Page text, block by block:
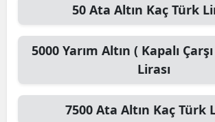
50 Ata Altın Kaç Türk
5000 Yarım Altın ( Kapalı
Lirası
7500 Ata Altın Kaç Türk